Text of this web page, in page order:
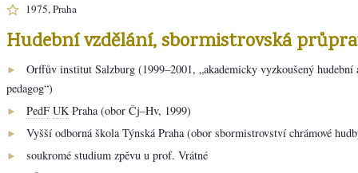
1975, Praha
Hudební vzdělání, sbormistrovská
►
Orffův institut Salzburg (1999–2001, „akademicky vyzkoušený hudební
pedagog“)
► PedF UK Praha (obor Čj–Hv, 1999)
► Vyšší odborná škola Týnská Praha (obor sbormistrovství chrámové
► soukromé studium zpěvu u prof. Vrátné